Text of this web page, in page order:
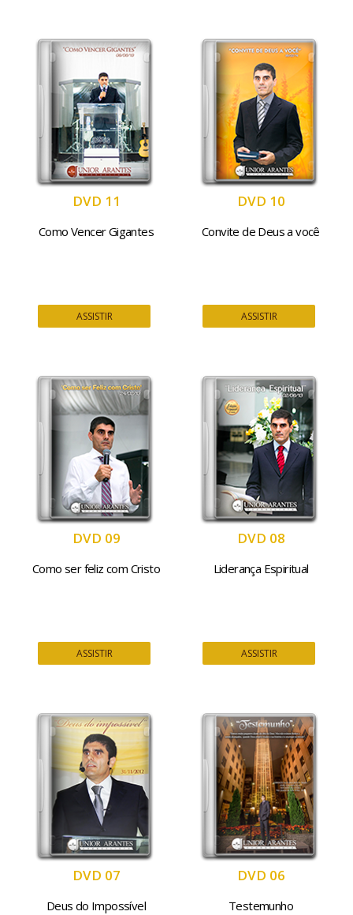
DVD 11
Como Vencer Gigantes
ASSISTIR
DVD 10
Convite de Deus a você
ASSISTIR
DVD 09
Como ser feliz com Cristo
ASSISTIR
DVD 08
Liderança Espiritual
ASSISTIR
DVD 07
Deus do Impossível
DVD 06
Testemunho